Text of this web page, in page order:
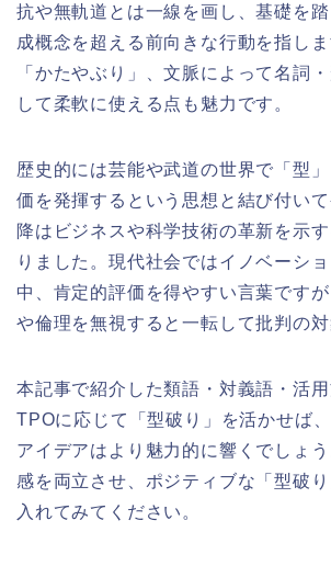
抗や無軌道とは一線を画し、基礎を
成概念を超える前向きな行動を指し
「かたやぶり」、文脈によって名詞
して柔軟に使える点も魅力です。
歴史的には芸能や武道の世界で「型
価を発揮するという思想と結び付い
降はビジネスや科学技術の革新を示
りました。現代社会ではイノベーシ
中、肯定的評価を得やすい言葉です
や倫理を無視すると一転して批判の対
本記事で紹介した類語・対義語・活用
TPOに応じて「型破り」を活かせば
アイデアはより魅力的に響くでしょ
感を両立させ、ポジティブな「型破
入れてみてください。